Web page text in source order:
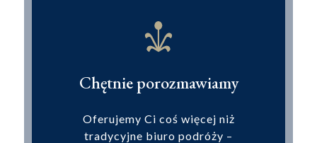
Chętnie porozmawiamy
Oferujemy Ci coś więcej niż
tradycyjne biuro podróży –